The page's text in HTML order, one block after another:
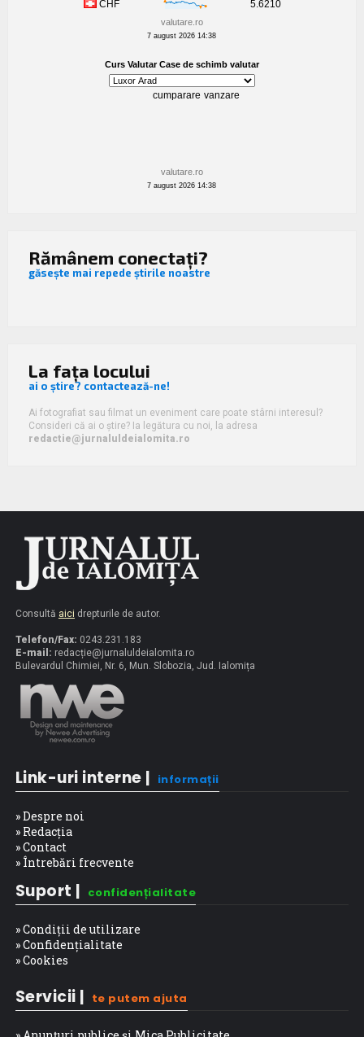
valutare.ro
7 august 2026 14:38
valutare.ro
7 august 2026 14:38
Rămânem conectați?
găsește mai repede știrile noastre
La fața locului
ai o știre? contactează-ne!
Ai fotografiat sau filmat un eveniment care poate stârni interesul?
Consideri că ai o știre? Ia legătura cu noi, la adresa
redactie@jurnaluldeialomita.ro
Consultă aici drepturile de autor.
Telefon/Fax: 0243.231.183
E-mail: redacție@jurnaluldeialomita.ro
Bulevardul Chimiei, Nr. 6, Mun. Slobozia, Jud. Ialomița
Link-uri interne | informații
» Despre noi
» Redacția
» Contact
» Întrebări frecvente
Suport | confidențialitate
» Condiții de utilizare
» Confidențialitate
» Cookies
Servicii | te putem ajuta